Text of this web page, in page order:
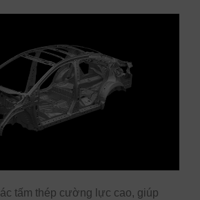
tấm thép cường lực cao, giúp